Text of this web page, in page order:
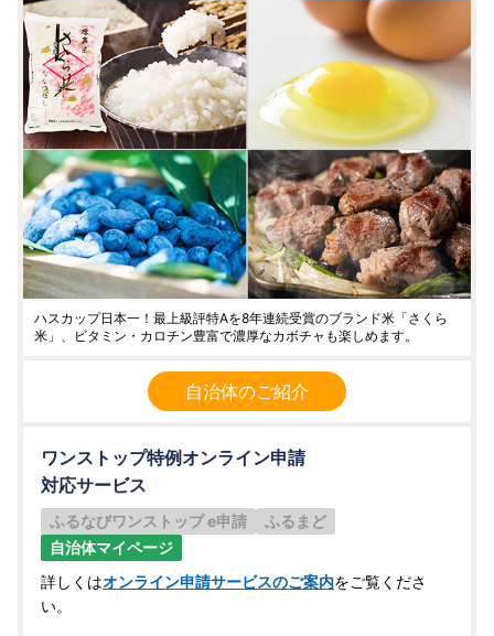
ハスカップ日本一！最上級評特Aを8年連続受賞のブランド米「さくら
米」、ビタミン・カロチン豊富で濃厚なカボチャも楽しめます。
自治体のご紹介
ワンストップ特例オンライン申請
対応サービス
ふるなびワンストップ e申請
ふるまど
自治体マイページ
詳しくはオンライン申請サービスのご案内をご覧くださ
い。